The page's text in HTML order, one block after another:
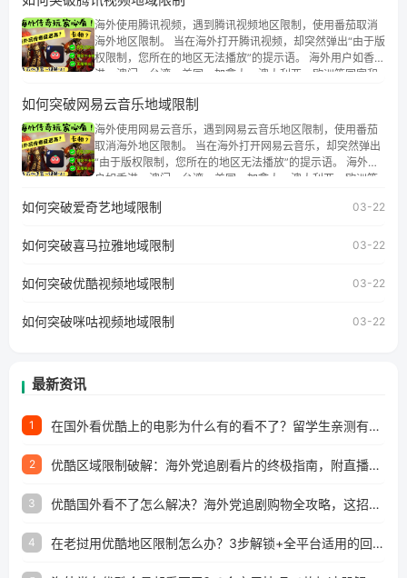
海外使用腾讯视频，遇到腾讯视频地区限制，使用番茄取消
海外地区限制。 当在海外打开腾讯视频，却突然弹出“由于版
权限制，您所在的地区无法播放”的提示语。 海外用户如香
港、澳门、台湾、美国、加拿大、澳大利亚、欧洲等国家和
权限制问题，且仅能在中国大陆地区播放。 遇到这个问题的
朋友们，使用番茄回国加速器，即可解决「海外用户收听腾
讯视频地区版权限制」的问题，无论人在香港、澳门、台
湾、美国、加拿大、澳大利亚、欧洲等国家和地区工作、留
学、定居等，都可以使用，不再因地区和版权限制所困扰。
如何突破网易云音乐地域限制
海外使用网易云音乐，遇到网易云音乐地区限制，使用番茄
取消海外地区限制。 当在海外打开网易云音乐，却突然弹出
“由于版权限制，您所在的地区无法播放”的提示语。 海外用
户如香港、澳门、台湾、美国、加拿大、澳大利亚、欧洲等
地区及版权限制问题，且仅能在中国大陆地区播放。 遇到这
户收听网易云音乐地区版权限制」的问题，无论人在香港、
工作、留学、定居等，都可以使用，不再因地区和版权限制
所困扰。
如何突破爱奇艺地域限制 03-22
如何突破喜马拉雅地域限制 03-22
如何突破优酷视频地域限制 03-22
如何突破咪咕视频地域限制 03-22
最新资讯
1 在国外看优酷上的电影为什么有的看不了？留学生亲测有效的回国加速方案
2 优酷区域限制破解：海外党追剧看片的终极指南，附直播欧冠+1905电影网解决方案
3 优酷国外看不了怎么解决？海外党追剧购物全攻略，这招亲测有效！
4 在老挝用优酷地区限制怎么办？3步解锁+全平台适用的回国加速器指南